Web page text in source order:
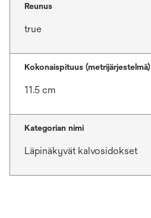
Reunus
true
Kokonaispituus (metrijärjestelmä)
11.5 cm
Kategorian nimi
Läpinäkyvät kalvosidokset